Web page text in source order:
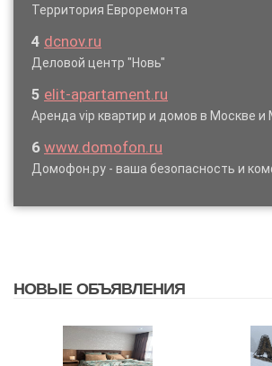
Территория Евроремонта
4 dcnov.ru
Деловой центр "Новь"
5 elit-apartament.ru
Аренда vip квартир и домов в Москве и
6 www.domofon.ru
Домофон.ру - ваша безопасность и
НОВЫЕ ОБЪЯВЛЕНИЯ